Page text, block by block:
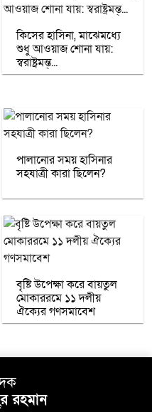
কিসের হাসিনা, মাঝেমধ্যে
শুধু আওয়াজ শোনা যায়:
স্বরাষ্ট্রমন্ত্...
পালানোর সময় হাসিনার
সহযাত্রী কারা ছিলেন?
বৃষ্টি উপেক্ষা করে বায়তুল
মোকাররমে ১১ দলীয়
ঐক্যের গণসমাবেশ
রহমান